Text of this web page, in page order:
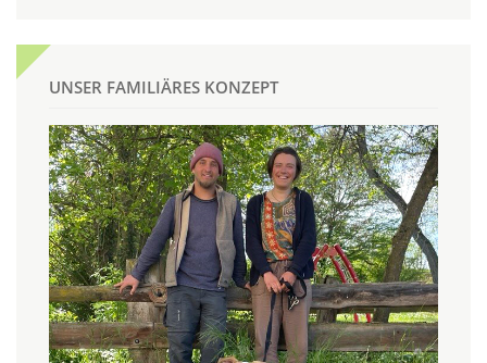
UNSER FAMILIÄRES KONZEPT